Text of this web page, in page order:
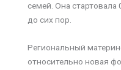
семей. Она
до сих пор.
Региональный
относительно новая